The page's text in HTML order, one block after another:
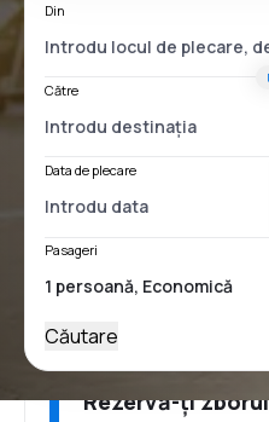
Din
Către
Data de plecare
Pasageri
Căutare
Rezervă-ți